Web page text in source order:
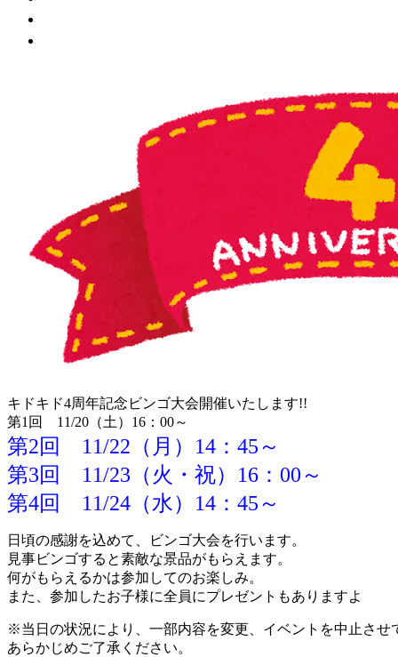
キドキド4周年記念ビンゴ大会開催いたします!!
第1回 11/20（土）16：00～
第2回 11/22（月）14：45～
第3回 11/23（火・祝）16：00～
第4回 11/24（水）14：45～
日頃の感謝を込めて、ビンゴ大会を行います。
見事ビンゴすると素敵な景品がもらえます。
何がもらえるかは参加してのお楽しみ。
また、参加したお子様に全員にプレゼントもありますよ
※当日の状況により、一部内容を変更、イベントを中止させ
あらかじめご了承ください。